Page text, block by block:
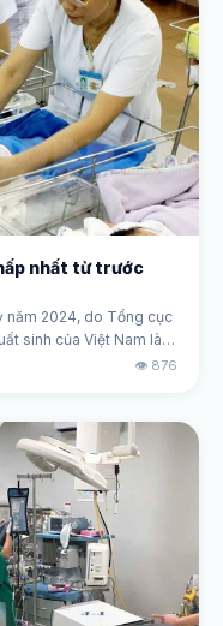
nhất từ trước
năm 2024, do Tổng cục
sinh của Việt Nam là
từ trước đến nay. 👁️ 876